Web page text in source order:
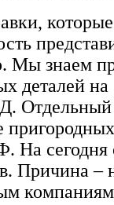
Мы знаем
деталей
Отдельный
На
Причина –
компаниям